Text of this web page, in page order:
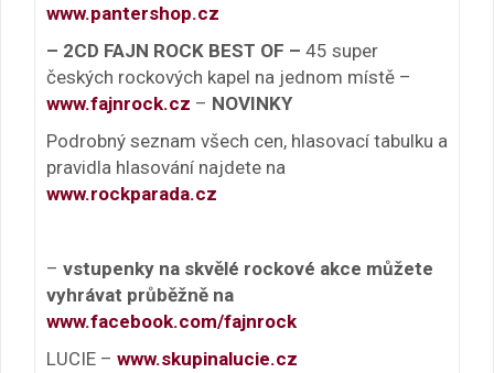
www.pantershop.cz
– 2CD FAJN ROCK BEST OF – 45 super
českých rockových kapel na jednom místě –
www.fajnrock.cz – NOVINKY
Podrobný seznam všech cen, hlasovací tabulku a
pravidla hlasování najdete na
www.rockparada.cz
– vstupenky na skvělé rockové akce můžete
vyhrávat průběžně na
www.facebook.com/fajnrock
LUCIE – www.skupinalucie.cz